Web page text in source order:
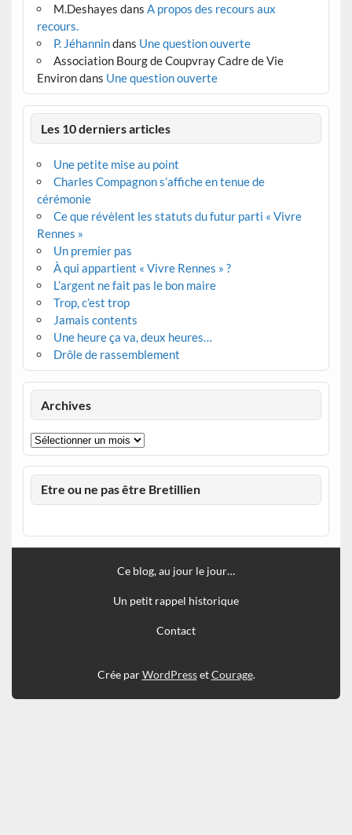
M.Deshayes dans A propos des recours aux
recours.
P. Jéhannindans Une question ouverte
Association Bourg de Coupvray Cadre de Vie
Environdans Une question ouverte
Les 10 derniers articles
Une petite mise au point
Charles Compagnon s’affiche en tenue de
cérémonie
Ce que révèlent les statuts du futur parti « Vivre
Rennes »
Un premier pas
À qui appartient « Vivre Rennes » ?
L’argent ne fait pas le bon maire
Trop, c’est trop
Jamais contents
Une heure ça va, deux heures…
Drôle de rassemblement
Archives
Archives
Etre ou ne pas être Bretillien
Ce blog, au jour le jour…
Un petit rappel historique
Contact
Crée parWordPressetCourage.